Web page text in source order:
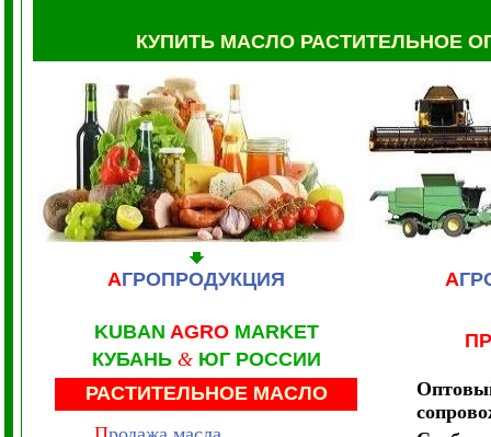
КУПИТЬ МАСЛО РАСТИТЕЛЬНОЕ
АГРОПРОДУКЦИЯ А
KUBAN AGROMARKET
КУБАНЬ & ЮГ РОССИИ
РАСТИТЕЛЬНОЕ МАСЛО